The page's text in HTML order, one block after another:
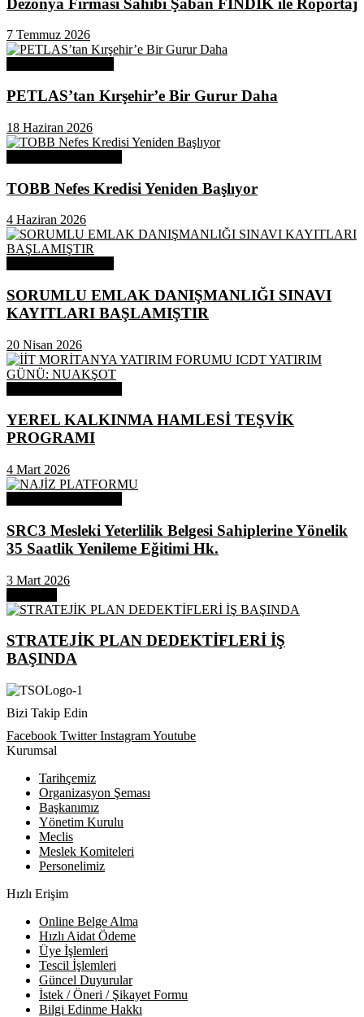
7 Temmuz 2026
PETLAS’tan Kırşehir’e Bir Gurur Daha
18 Haziran 2026
TOBB Nefes Kredisi Yeniden Başlıyor
4 Haziran 2026
SORUMLU EMLAK DANIŞMANLIĞI SINAVI
KAYITLARI BAŞLAMIŞTIR
20 Nisan 2026
YEREL KALKINMA HAMLESİ TEŞVİK
PROGRAMI
4 Mart 2026
SRC3 Mesleki Yeterlilik Belgesi Sahiplerine Yönelik
35 Saatlik Yenileme Eğitimi Hk.
3 Mart 2026
STRATEJİK PLAN DEDEKTİFLERİ İŞ
BAŞINDA
Bizi Takip Edin
Facebook Twitter InstagramYoutube
Kurumsal
Tarihçemiz
Organizasyon Şeması
Başkanımız
Yönetim Kurulu
Meclis
Meslek Komiteleri
Personelimiz
Hızlı Erişim
Online Belge Alma
Hızlı Aidat Ödeme
Üye İşlemleri
Tescil İşlemleri
Güncel Duyurular
İstek / Öneri / Şikayet Formu
Bilgi Edinme Hakkı